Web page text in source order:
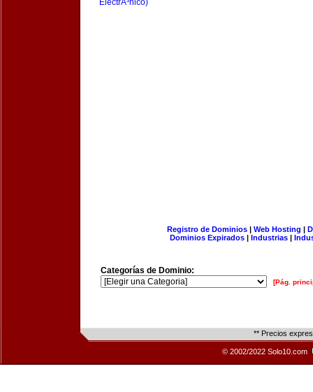
ElectrÃ³nico)
Registro de Dominios| Web Hosting |
Dominios Expirados | Industrias |
Categorías de Dominio:
[Pág.
** Precios
© 2002/2022 Solo10.com